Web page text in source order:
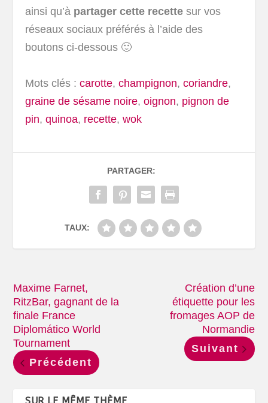
ainsi qu’à partager cette recette sur vos
réseaux sociaux préférés à l’aide des
boutons ci-dessous 🙂
Mots clés : carotte,champignon,coriandre,
graine de sésame noire,oignon, pignon de
pin,quinoa, recette,wok
PARTAGER:
TAUX:
Maxime Farnet,
RitzBar, gagnant de la
finale France
Diplomático World
Tournament
Précédent
Création d’une
étiquette pour les
fromages AOP de
Normandie
Suivant